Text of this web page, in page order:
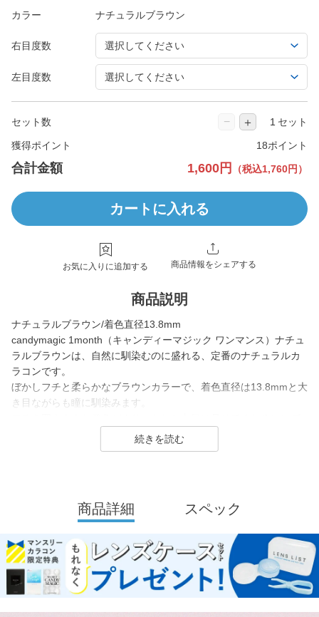
カラー
右目度数
左目度数
セット数 − ＋ セット
獲得ポイント 18ポイント
合計金額 1,600円 （税込1,760円）
カートに入れる
お気に入りに追加する 商品情報をシェアする
商品説明
ナチュラルブラウン/着色直径13.8mm
candymagic 1month（キャンディーマジック ワンマンス）ナチュ
ラルブラウンは、自然に馴染むのに盛れる、定番のナチュラルカ
ラコンです。
ぼかしフチと柔らかなブラウンカラーで、着色直径は13.8mmと大
き目ながらも瞳に馴染みます。
レンズ直径(DIA)14.5㎜の大きめレンズで瞳を大きく魅せながら、
今っぽく瞳を引き立てる
ナチュラル系・ハーフ系・盛り系までバリエーション豊富に揃え
ました。
商品詳細 スペック